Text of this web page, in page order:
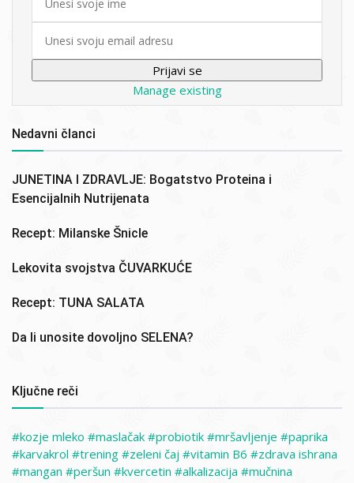
Manage existing
Nedavni članci
JUNETINA I ZDRAVLJE: Bogatstvo Proteina i
Esencijalnih Nutrijenata
Recept: Milanske Šnicle
Lekovita svojstva ČUVARKUĆE
Recept: TUNA SALATA
Da li unosite dovoljno SELENA?
Ključne reči
kozje mleko maslačak probiotik mršavljenje
paprika
karvakrol
trening zeleni čaj vitamin B6
zdrava ishrana
mangan
peršun kvercetin alkalizacija mučnina